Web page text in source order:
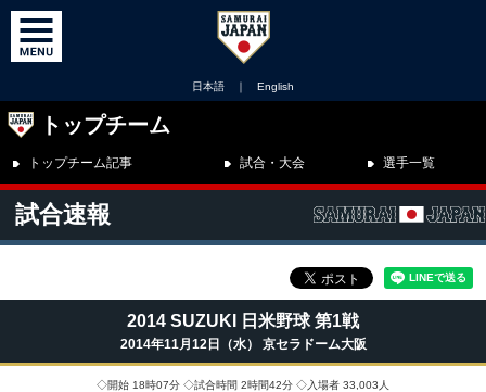
日本語 ｜ English
トップチーム
トップチーム記事 試合・大会 選手一覧
試合速報
2014 SUZUKI 日米野球 第1戦
2014年11月12日（水） 京セラドーム大阪
◇開始 18時07分 ◇試合時間 2時間42分 ◇入場者 33,003人